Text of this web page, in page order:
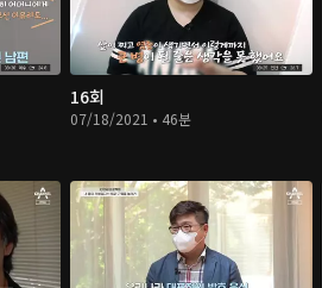
16회
07/18/2021 • 46분